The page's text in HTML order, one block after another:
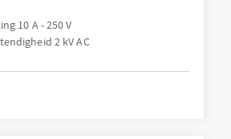
10 A - 250 V
2 kV AC